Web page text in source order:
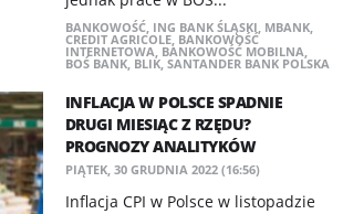
BANKOWOŚĆ, ING BANK ŚLĄSKI, MBANK,
CREDIT AGRICOLE, BANKOWOŚĆ
INTERNETOWA, BANKOWOŚĆ MOBILNA,
BOŚ BANK, BLIK, SANTANDER BANK POLSKA
INFLACJA W POLSCE SPADNIE
DRUGI MIESIĄC Z RZĘDU?
PROGNOZY ANALITYKÓW
PIĄTEK, 30 GRUDNIA 2022 (16:56)
​Inflacja CPI w Polsce w listopadzie